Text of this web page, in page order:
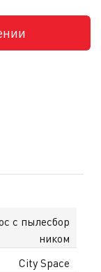
с пылесбор
ником
City Space